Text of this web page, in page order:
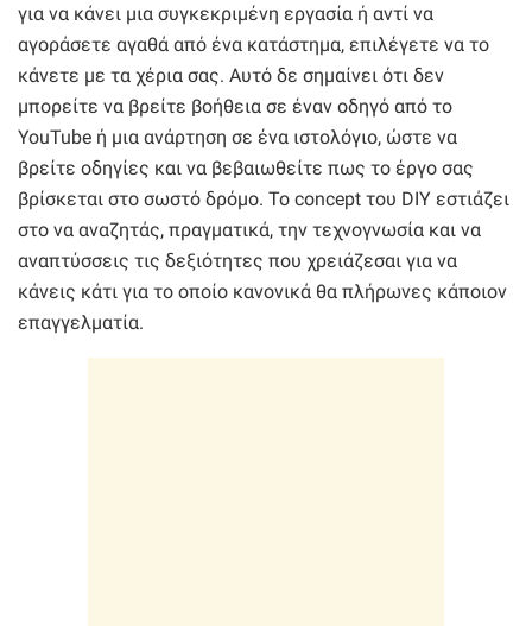
για να κάνει μια συγκεκριμένη εργασία ή αντί να
αγοράσετε αγαθά από ένα κατάστημα, επιλέγετε να το
κάνετε με τα χέρια σας. Αυτό δε σημαίνει ότι δεν
μπορείτε να βρείτε βοήθεια σε έναν οδηγό από το
YouTube ή μια ανάρτηση σε ένα ιστολόγιο, ώστε να
βρείτε οδηγίες και να βεβαιωθείτε πως το έργο σας
βρίσκεται στο σωστό δρόμο. Το concept του DIY εστιάζει
στο να αναζητάς, πραγματικά, την τεχνογνωσία και να
αναπτύσσεις τις δεξιότητες που χρειάζεσαι για να
κάνεις κάτι για το οποίο κανονικά θα πλήρωνες κάποιον
επαγγελματία.